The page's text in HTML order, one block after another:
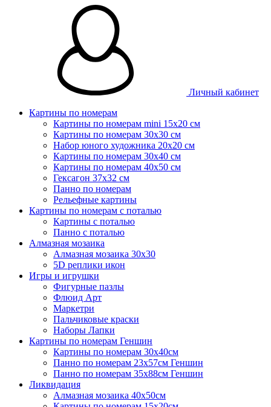
Личный кабинет
Картины по номерам
Картины по номерам mini 15х20 см
Картины по номерам 30x30 см
Набор юного художника 20х20 см
Картины по номерам 30х40 см
Картины по номерам 40х50 см
Гексагон 37х32 см
Панно по номерам
Рельефные картины
Картины по номерам с поталью
Картины с поталью
Панно с поталью
Алмазная мозаика
Алмазная мозаика 30х30
5D реплики икон
Игры и игрушки
Фигурные пазлы
Флюид Арт
Маркетри
Пальчиковые краски
Наборы Лапки
Картины по номерам Геншин
Картины по номерам 30х40см
Панно по номерам 23х57см Геншин
Панно по номерам 35х88см Геншин
Ликвидация
Алмазная мозаика 40х50см